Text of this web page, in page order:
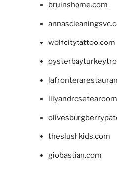
bruinshome.com
wolfcitytattoo.com
theslushkids.com
giobastian.com